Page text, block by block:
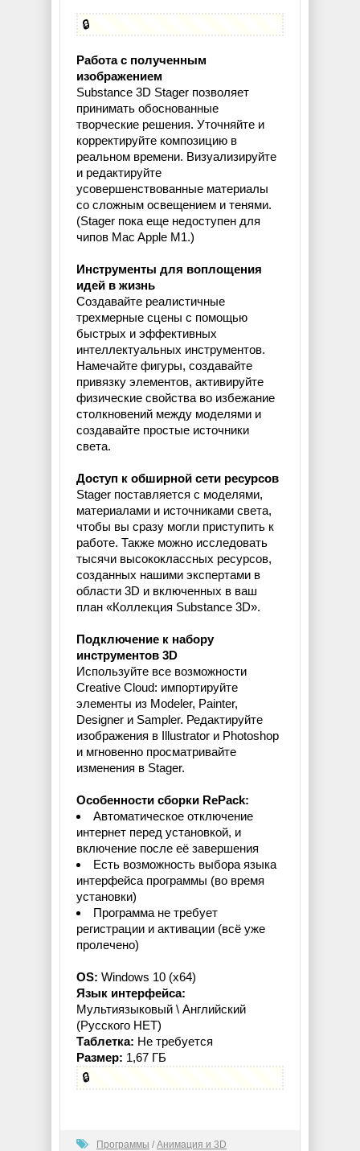
🔒
Работа с полученным
изображением
Substance 3D Stager позволяет
принимать обоснованные
творческие решения. Уточняйте и
корректируйте композицию в
реальном времени. Визуализируйте
и редактируйте
усовершенствованные материалы
со сложным освещением и тенями.
(Stager пока еще недоступен для
чипов Mac Apple M1.)
Инструменты для воплощения
идей в жизнь
Создавайте реалистичные
трехмерные сцены с помощью
быстрых и эффективных
интеллектуальных инструментов.
Намечайте фигуры, создавайте
привязку элементов, активируйте
физические свойства во избежание
столкновений между моделями и
создавайте простые источники
света.
Доступ к обширной сети ресурсов
Stager поставляется с моделями,
материалами и источниками света,
чтобы вы сразу могли приступить к
работе. Также можно исследовать
тысячи высококлассных ресурсов,
созданных нашими экспертами в
области 3D и включенных в ваш
план «Коллекция Substance 3D».
Подключение к набору
инструментов 3D
Используйте все возможности
Creative Cloud: импортируйте
элементы из Modeler, Painter,
Designer и Sampler. Редактируйте
изображения в Illustrator и Photoshop
и мгновенно просматривайте
изменения в Stager.
Особенности сборки RePack:
Автоматическое отключение
интернет перед установкой, и
включение после её завершения
Есть возможность выбора языка
интерфейса программы (во время
установки)
Программа не требует
регистрации и активации (всё уже
пролечено)
OS: Windows 10 (x64)
Язык интерфейса:
Мультиязыковый \ Английский
(Русского НЕТ)
Таблетка: Не требуется
Размер: 1,67 ГБ
🔒
Программы / Анимация и 3D